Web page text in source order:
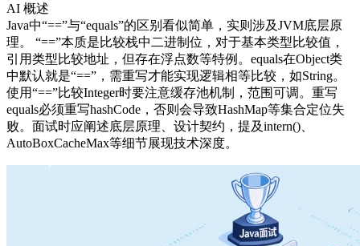
AI 概述
Java中“==”与“equals”的区别看似简单，实则涉及JVM底层原
理。 “==”本质是比较栈中二进制位，对于基本类型比较值，
引用类型比较地址，但存在浮点数等特例。equals在Object类
中默认就是“==”，需重写才能实现逻辑相等比较，如String。
使用“==”比较Integer时要注意缓存池机制，范围可调。重写
equals必须重写hashCode，否则会导致HashMap等集合定位失
败。面试时应阐述底层原理、设计契约，提及intern()、
AutoBoxCacheMax等细节展现技术深度。